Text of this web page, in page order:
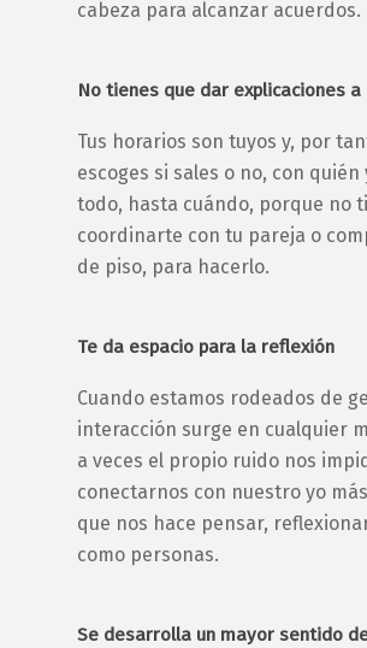
cabeza para alcanzar acuerdos.
No tienes que dar explicaciones a
Tus horarios son tuyos y, por
escoges si sales o no, con quién
todo, hasta cuándo, porque no
coordinarte con tu pareja o
de piso, para hacerlo.
Te da espacio para la reflexión
Cuando estamos rodeados de
interacción surge en cualquier
a veces el propio ruido nos
conectarnos con nuestro yo
que nos hace pensar,
como personas.
Se desarrolla un mayor sentido